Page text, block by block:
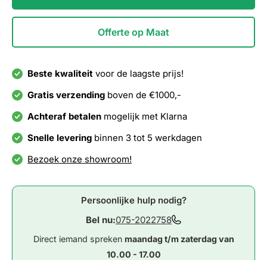
Offerte op Maat
Beste kwaliteit voor de laagste prijs!
Gratis verzending boven de €1000,-
Achteraf betalen mogelijk met Klarna
Snelle levering binnen 3 tot 5 werkdagen
Bezoek onze showroom!
Persoonlijke hulp nodig?
Bel nu:075-2022758
Direct iemand spreken maandag t/m zaterdag van
10.00 - 17.00